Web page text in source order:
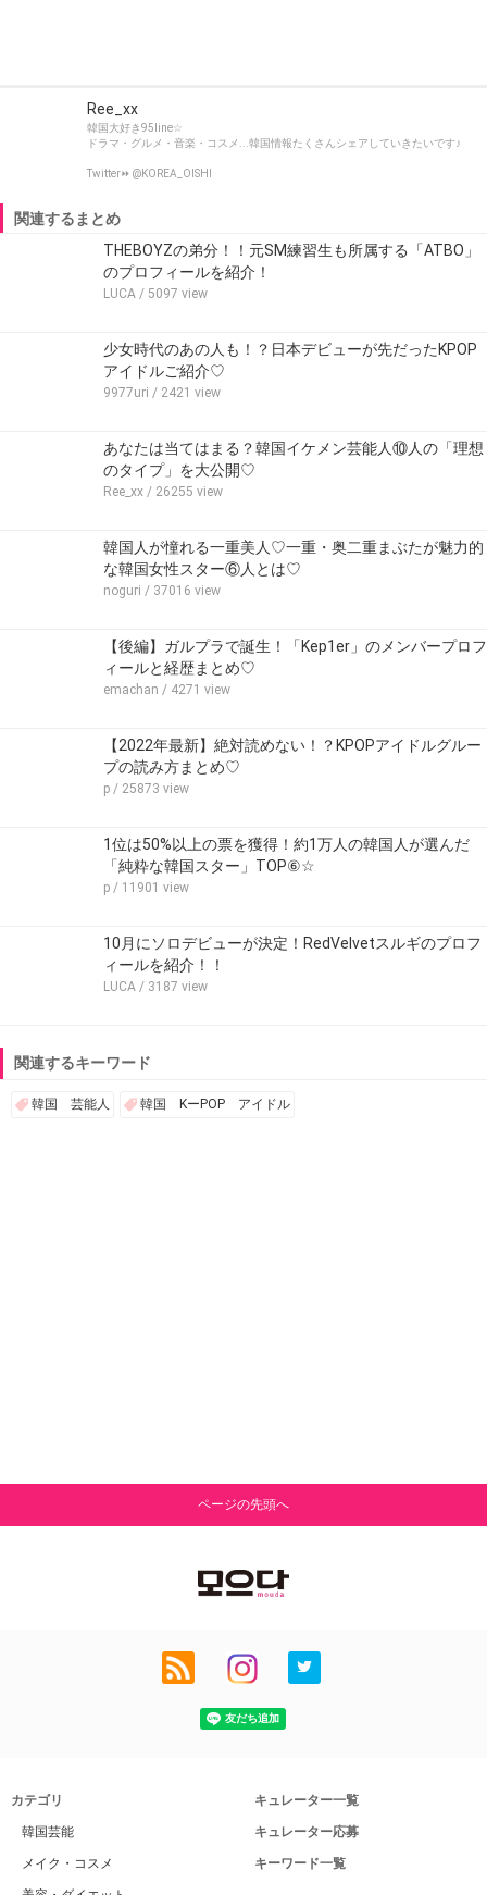
Ree_xx
韓国大好き95line☆
ドラマ・グルメ・音楽・コスメ...韓国情報たくさんシェアしていきたいです♪
Twitter⏩ @KOREA_OISHI
関連するまとめ
THEBOYZの弟分！！元SM練習生も所属する「ATBO」
のプロフィールを紹介！
LUCA / 5097 view
少女時代のあの人も！？日本デビューが先だったKPOP
アイドルご紹介♡
9977uri / 2421 view
あなたは当てはまる？韓国イケメン芸能人⑩人の「理想
のタイプ」を大公開♡
Ree_xx / 26255 view
韓国人が憧れる一重美人♡一重・奥二重まぶたが魅力的
な韓国女性スター⑥人とは♡
noguri / 37016 view
【後編】ガルプラで誕生！「Kep1er」のメンバープロフ
ィールと経歴まとめ♡
emachan / 4271 view
【2022年最新】絶対読めない！？KPOPアイドルグルー
プの読み方まとめ♡
p / 25873 view
1位は50%以上の票を獲得！約1万人の韓国人が選んだ
「純粋な韓国スター」TOP⑥☆
p / 11901 view
10月にソロデビューが決定！RedVelvetスルギのプロフ
ィールを紹介！！
LUCA / 3187 view
関連するキーワード
韓国 芸能人 韓国 KーPOP アイドル
ページの先頭へ
カテゴリ
韓国芸能
メイク・コスメ
キュレーター一覧
キュレーター応募
キーワード一覧